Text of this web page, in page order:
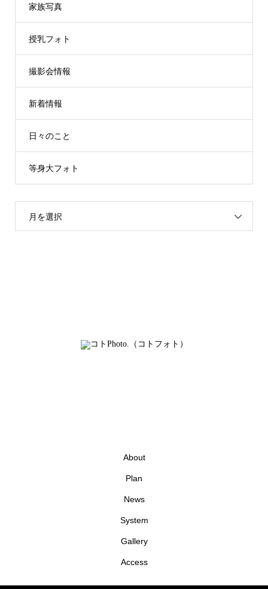
家族写真
授乳フォト
撮影会情報
新着情報
日々のこと
等身大フォト
月を選択
About
Plan
News
System
Gallery
Access